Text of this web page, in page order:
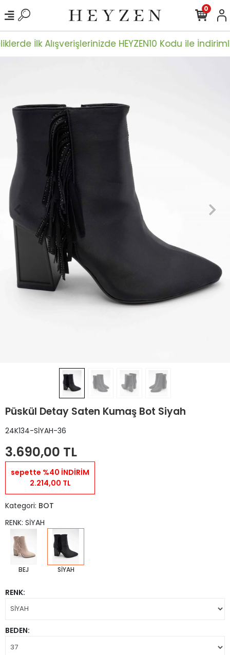
İlk Alışverişlerinizde HEYZEN10 Kodu ile
0
Püskül Detay Saten Kumaş Bot Siyah
24K134-SİYAH-36
3.690,00 TL
sepette %40 İNDİRİM
2.214,00 TL
Kategori: BOT
RENK: SİYAH
BEJ SİYAH
RENK:
BEDEN: